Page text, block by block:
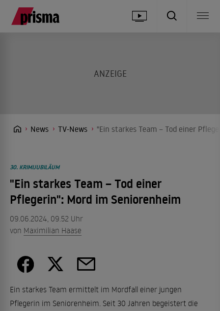
News TV-News "Ein starkes Team – Tod einer
30. KRIMIJUBILÄUM
"Ein starkes Team – Tod einer
Pflegerin": Mord im Seniorenheim
09.06.2024, 09.52 Uhr
von Maximilian Haase
Ein starkes Team ermittelt im Mordfall einer jungen
Pflegerin im Seniorenheim. Seit 30 Jahren begeistert die